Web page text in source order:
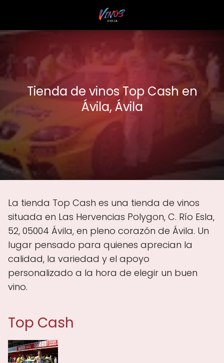
Tienda de vinos Top Cash en
Ávila, Ávila
La tienda Top Cash es una tienda de vinos
situada en Las Hervencias Polygon, C. Río Esla,
52, 05004 Ávila, en pleno corazón de Ávila. Un
lugar pensado para quienes aprecian la
calidad, la variedad y el apoyo
personalizado a la hora de elegir un buen
vino.
Top Cash